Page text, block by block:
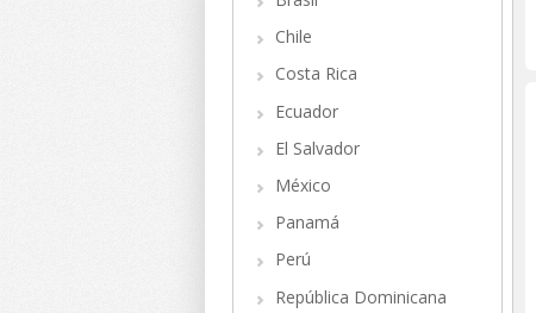
Chile
Costa Rica
Ecuador
El Salvador
México
Panamá
Perú
República Dominicana